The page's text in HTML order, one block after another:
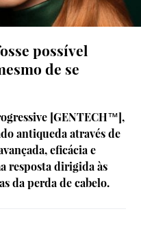
possível
de se
[GENTECH™],
antiqueda através de
eficácia e
resposta dirigida às
da perda de cabelo.